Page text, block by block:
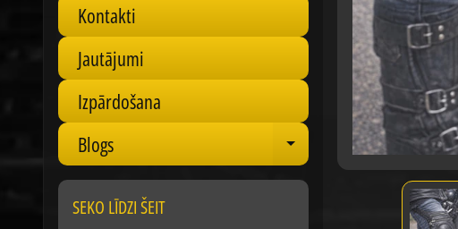
Kontakti
Jautājumi
Izpārdošana
Blogs
Expand child menu
SEKO LĪDZI ŠEIT